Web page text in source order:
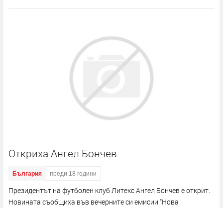
Откриха Ангел Бончев
България преди 18 години
Президентът на футболен клуб Литекс Ангел Бончев е открит.
Новината съобщиха във вечерните си емисии "Нова